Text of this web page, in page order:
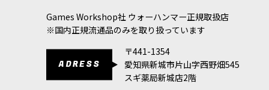
Games Workshop社 ウォーハンマー正規取扱店
※国内正規流通品のみを取り扱っています
ADRESS
〒441-1354
愛知県新城市片山字西野畑545
スギ薬局新城店2階